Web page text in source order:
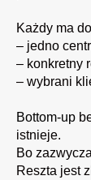
Każdy ma
– jedno
– konkretny
– wybrani
Bottom-up
istnieje.
Bo
Reszta jest